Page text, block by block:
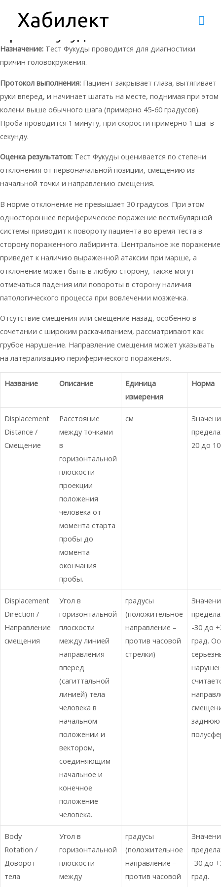
Хабилект
База знаний
Назначение: Тест Фукуды проводится для диагностики
причин головокружения.
Протокол выполнения: Пациент закрывает глаза, вытягивает
руки вперед, и начинает шагать на месте, поднимая при этом
колени выше обычного шага (примерно 45-60 градусов).
Проба проводится 1 минуту, при скорости примерно 1 шаг в
секунду.
Оценка результатов: Тест Фукуды оценивается по степени
отклонения от первоначальной позиции, смещению из
начальной точки и направлению смещения.
В норме отклонение не превышает 30 градусов. При этом
одностороннее периферическое поражение вестибулярной
системы приводит к повороту пациента во время теста в
сторону пораженного лабиринта. Центральное же поражение
приведет к наличию выраженной атаксии при марше, а
отклонение может быть в любую сторону, также могут
отмечаться падения или повороты в сторону наличия
патологического процесса при вовлечении мозжечка.
Отсутствие смещения или смещение назад, особенно в
сочетании с широким раскачиванием, рассматривают как
грубое нарушение. Направление смещения может указывать
на латерализацию периферического поражения.
Название Описание
Единица
измерения
Норма
Displacement
Distance /
Смещение
Расстояние
между точками
в
горизонтальной
плоскости
проекции
положения
человека от
момента старта
пробы до
момента
окончания
пробы.
см
20 до
Displacement
Direction /
Направление
смещения
Угол в
горизонтальной
плоскости
между линией
направления
вперед
(сагиттальной
линией) тела
человека в
начальном
положении и
вектором,
соединяющим
начальное и
конечное
положение
человека.
градусы
(положительное
направление –
против часовой
стрелки)
-30 до
град.
заднюю
Body
Rotation /
Доворот
тела
Угол в
горизонтальной
плоскости
между
градусы
(положительное
направление –
против часовой
-30 до
град.